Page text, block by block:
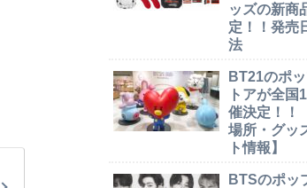
ッズの新商
定！！発売
法
BT21のポ
トアが全国
催決定！！
場所・グッ
ト情報】
BTSのポッ